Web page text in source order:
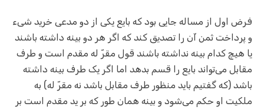
فرض اول از مساله جایی بود که بایع یکی از دو مدعی خرید شیء
و پرداخت ثمن آن را تصدیق کند که اگر هر دو بینه داشته باشند
یا هیچ کدام بینه نداشته باشند قول مقرّ له مقدم است و طرف
مقابل می‌تواند بایع را قسم بدهد اما اگر یک طرف بینه داشته
باشد (که گفتیم باید منظور طرف مقابل باشد نه مقرّ‌ له) به
ملکیت او حکم می‌شود و بینه همان طور که بر ید مقدم است بر